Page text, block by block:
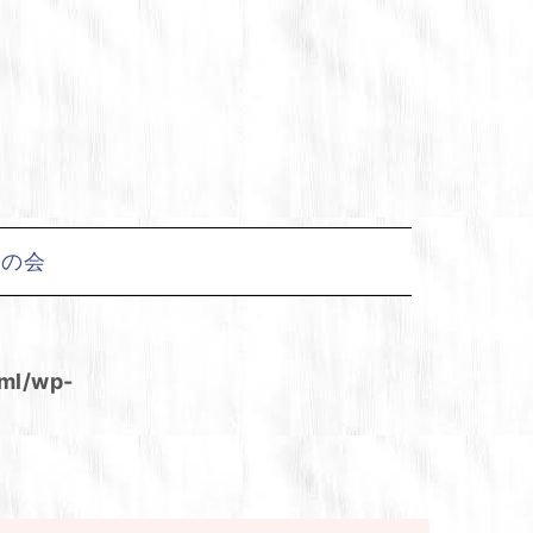
会
wp-